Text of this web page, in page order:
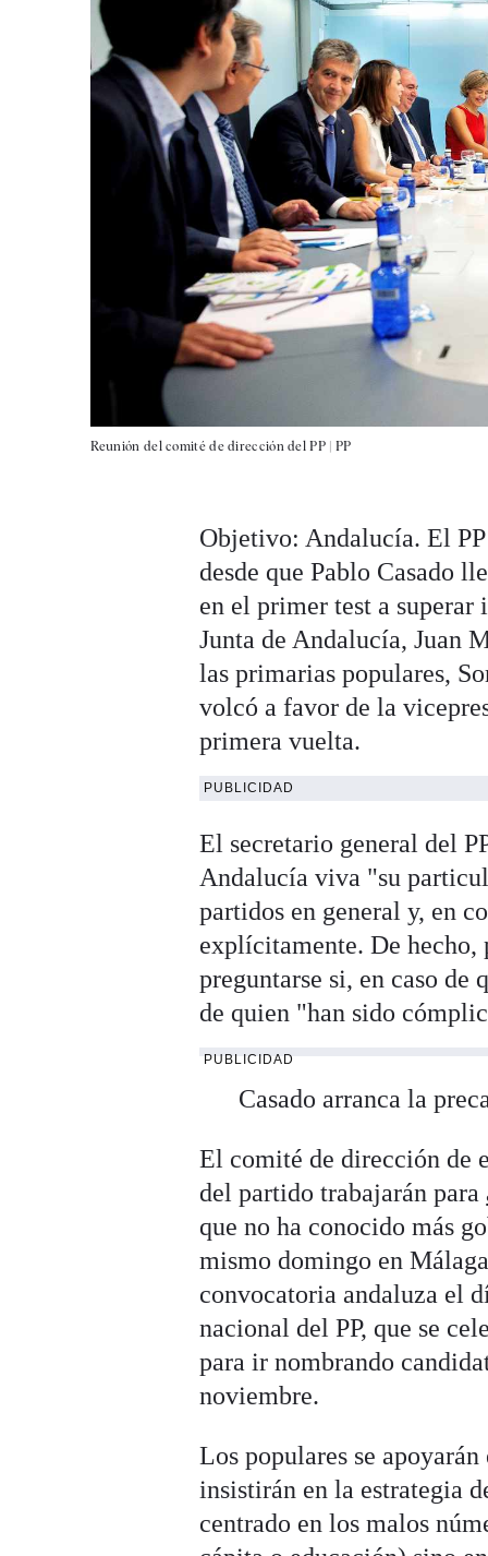
Reunión del comité de dirección del PP | PP
Objetivo: Andalucía. El
desde que Pablo Casado
en el primer test a superar
Junta de Andalucía, Juan
las primarias populares,
volcó a favor de la
primera vuelta.
PUBLICIDAD
El secretario general del
Andalucía viva "su
partidos en general y, en
explícitamente. De hecho,
preguntarse si, en caso de
de quien "han sido
PUBLICIDAD
Casado arranca la
El comité de dirección de
del partido trabajarán para
que no ha conocido más
mismo domingo en
convocatoria andaluza el
nacional del PP, que se
para ir nombrando
noviembre.
Los populares se
insistirán en la estrategia
centrado en los malos